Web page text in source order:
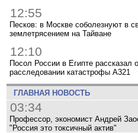
12:55
Песков: в Москве соболезнуют в
землетрясением на Тайване
12:10
Посол России в Египте рассказал о
расследовании катастрофы A321
ГЛАВНАЯ НОВОСТЬ
03:34
Профессор, экономист Андрей
"Россия это токсичный актив"